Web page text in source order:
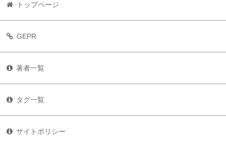
トップページ
GEPR
著者一覧
タグ一覧
サイトポリシー